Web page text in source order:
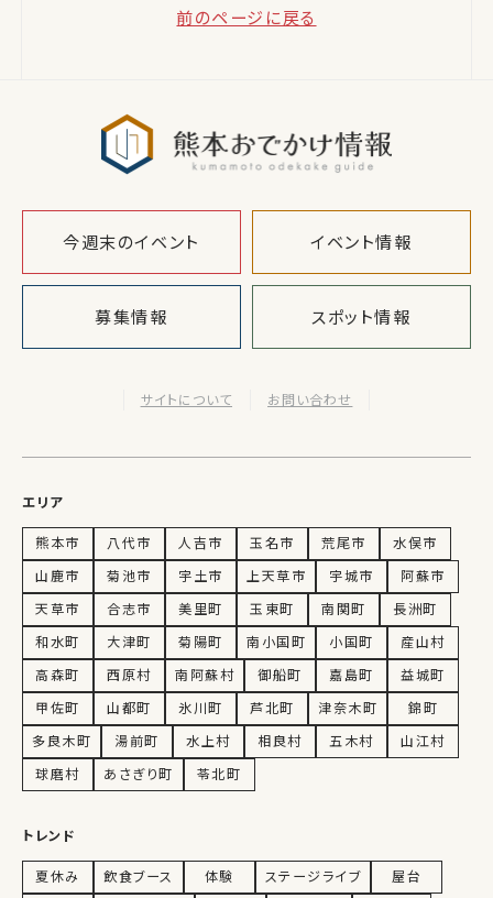
前のページに戻る
今週末のイベント イベント情報
募集情報 スポット情報
サイトについて お問い合わせ
エリア
熊本市 八代市 人吉市 玉名市 荒尾市
水俣市
山鹿市
菊池市 宇土市 上天草市 宇城市
阿蘇市
天草市
合志市 美里町 玉東町 南関町
長洲町
和水町
大津町 菊陽町 南小国町 小国町
産山村
高森町
西原村 南阿蘇村 御船町 嘉島町
益城町
甲佐町
山都町 氷川町 芦北町 津奈木町
錦町
多良木町
湯前町 水上村 相良村 五木村
山江村
球磨村
あさぎり町 苓北町
トレンド
夏休み 飲食ブース 体験 ステージライブ 屋台